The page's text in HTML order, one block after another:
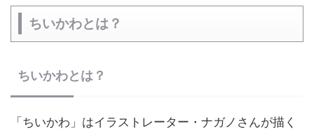
ちいかわとは？
ちいかわとは？
「ちいかわ」はイラストレーター・ナガノさんが描く